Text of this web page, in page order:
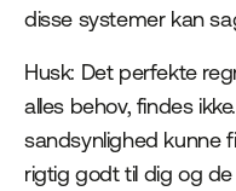
disse systemer kan
Husk: Det perfekte
alles behov, findes
sandsynlighed kunne
rigtig godt til dig og